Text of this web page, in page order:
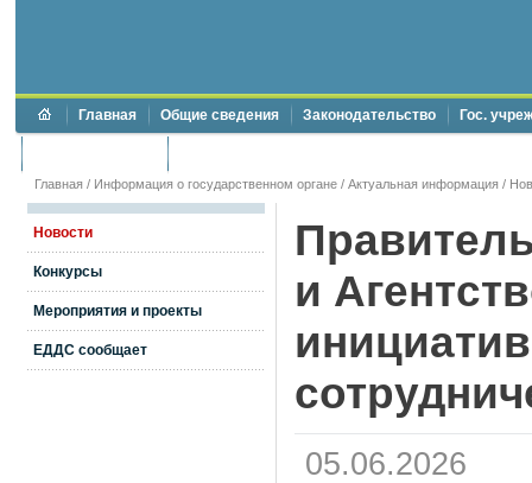
Главная Общие сведения Законодательство Гос.
Главная / Информация о государственном органе / Актуальная информация /
Новости
Конкурсы
Мероприятия и проекты
ЕДДС сообщает
и
05.06.2026